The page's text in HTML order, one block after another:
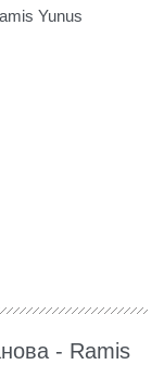
Yunus
- Ramis